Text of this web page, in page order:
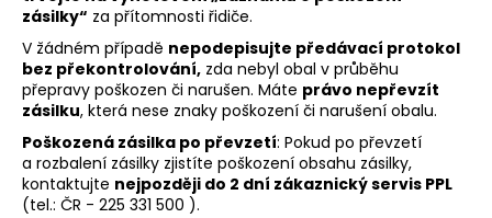
zásilky“ za přítomnosti řidiče.
V žádném případě nepodepisujte předávací protokol
bez překontrolování, zda nebyl obal v průběhu
přepravy poškozen či narušen. Máte právo nepřevzít
zásilku, která nese znaky poškození či narušení obalu.
Poškozená zásilka po převzetí: Pokud po převzetí
a rozbalení zásilky zjistíte poškození obsahu zásilky,
kontaktujte nejpozději do 2 dní zákaznický servis PPL
(tel.: ČR - 225 331 500 ).
e
JEDNOPATROVÝ
PLENKOVÝ
DORT
KLUKY
-
TMAVĚ
MODRÝ